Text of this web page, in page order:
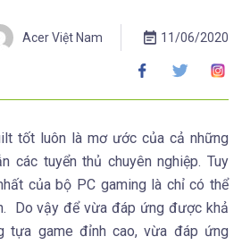
Acer Việt Nam 11/06/2020
tốt luôn là mơ ước của cả những
các tuyển thủ chuyên nghiệp. Tuy
của bộ PC gaming là chỉ có thể
Do vậy để vừa đáp ứng được khả
tựa game đỉnh cao, vừa đáp ứng